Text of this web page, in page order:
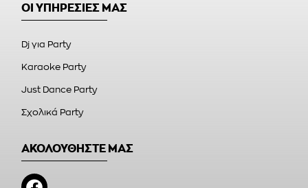
ΟΙ ΥΠΗΡΕΣΙΕΣ ΜΑΣ
Dj για Party
Karaoke Party
Just Dance Party
Σχολικά Party
ΑΚΟΛΟΥΘΗΣΤΕ ΜΑΣ